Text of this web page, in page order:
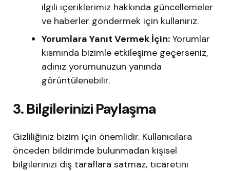
ilgili içeriklerimiz hakkında güncellemeler
ve haberler göndermek için kullanırız.
Yorumlara Yanıt Vermek İçin: Yorumlar
kısmında bizimle etkileşime geçerseniz,
adınız yorumunuzun yanında
görüntülenebilir.
3. Bilgilerinizi Paylaşma
Gizliliğiniz bizim için önemlidir. Kullanıcılara
önceden bildirimde bulunmadan kişisel
bilgilerinizi dış taraflara satmaz, ticaretini